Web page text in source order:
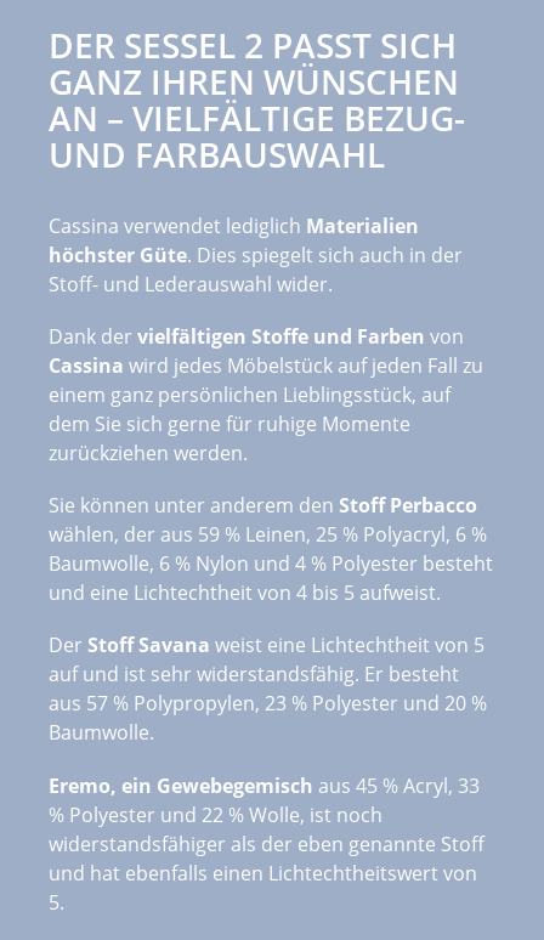
DER SESSEL 2 PASST SICH
GANZ IHREN WÜNSCHEN
AN – VIELFÄLTIGE BEZUG-
UND FARBAUSWAHL
Cassina verwendet lediglich Materialien
höchster Güte. Dies spiegelt sich auch in der
Stoff- und Lederauswahl wider.
Dank der vielfältigen Stoffe und Farben von
Cassina wird jedes Möbelstück auf jeden Fall zu
einem ganz persönlichen Lieblingsstück, auf
dem Sie sich gerne für ruhige Momente
zurückziehen werden.
Sie können unter anderem den Stoff Perbacco
wählen, der aus 59 % Leinen, 25 % Polyacryl, 6 %
Baumwolle, 6 % Nylon und 4 % Polyester besteht
und eine Lichtechtheit von 4 bis 5 aufweist.
Der Stoff Savana weist eine Lichtechtheit von 5
auf und ist sehr widerstandsfähig. Er besteht
aus 57 % Polypropylen, 23 % Polyester und 20 %
Baumwolle.
Eremo, ein Gewebegemisch aus 45 % Acryl, 33
% Polyester und 22 % Wolle, ist noch
widerstandsfähiger als der eben genannte Stoff
und hat ebenfalls einen Lichtechtheitswert von
5.